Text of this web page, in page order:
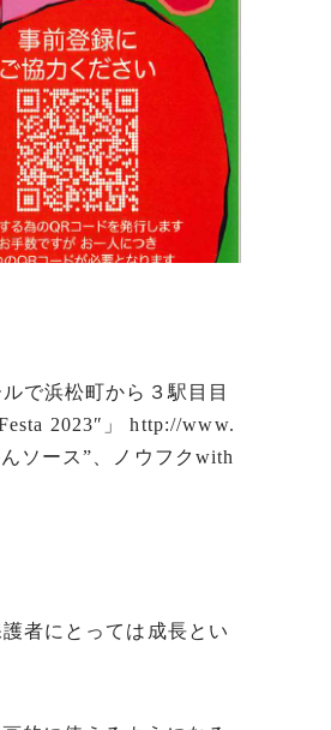
で浜松町から３駅目目
2023″」http://www.
ソース”、ノウフクwith
者にとっては成長とい